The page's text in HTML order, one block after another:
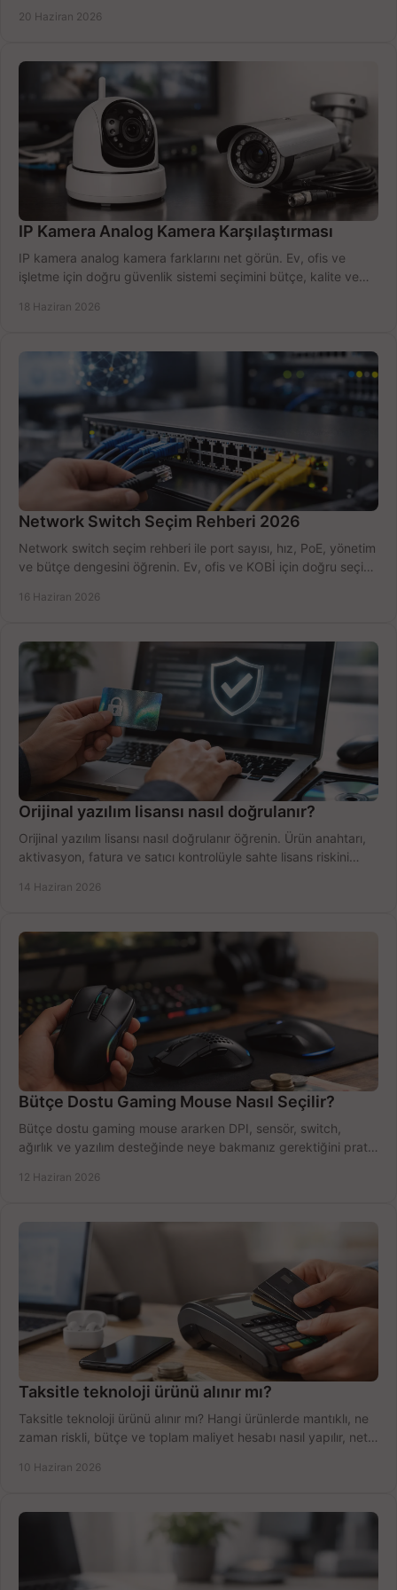
20 Haziran 2026
IP Kamera Analog Kamera Karşılaştırması
IP kamera analog kamera farklarını net görün. Ev, ofis ve
işletme için doğru güvenlik sistemi seçimini bütçe, kalite ve
18 Haziran 2026
Network Switch Seçim Rehberi 2026
Network switch seçim rehberi ile port sayısı, hız, PoE, yönetim
ve bütçe dengesini öğrenin. Ev, ofis ve KOBİ için doğru seçimi
16 Haziran 2026
Orijinal yazılım lisansı nasıl doğrulanır?
Orijinal yazılım lisansı nasıl doğrulanır öğrenin. Ürün anahtarı,
aktivasyon, fatura ve satıcı kontrolüyle sahte lisans riskini
14 Haziran 2026
Bütçe Dostu Gaming Mouse Nasıl Seçilir?
Bütçe dostu gaming mouse ararken DPI, sensör, switch,
ağırlık ve yazılım desteğinde neye bakmanız gerektiğini pratik
12 Haziran 2026
Taksitle teknoloji ürünü alınır mı?
Taksitle teknoloji ürünü alınır mı? Hangi ürünlerde mantıklı, ne
zaman riskli, bütçe ve toplam maliyet hesabı nasıl yapılır, net
10 Haziran 2026